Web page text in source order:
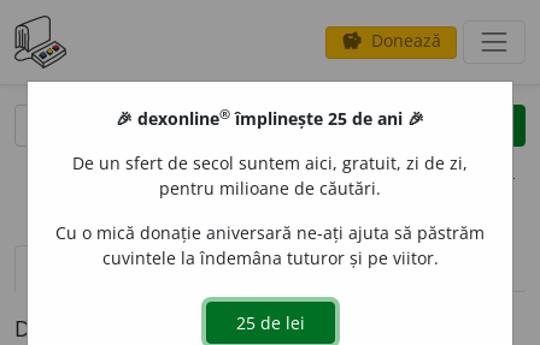
savings Donează
clear
opțiuni
definiții (1) pronunțievolume_up (10)
Definiția cu ID-ul 826071:
🎉 dexonline® împlinește 25 de ani 🎉
De un sfert de secol suntem aici, gratuit, zi de zi,
pentru milioane de căutări.
Cu o mică donație aniversară ne-ați ajuta să păstrăm
cuvintele la îndemâna tuturor și pe viitor.